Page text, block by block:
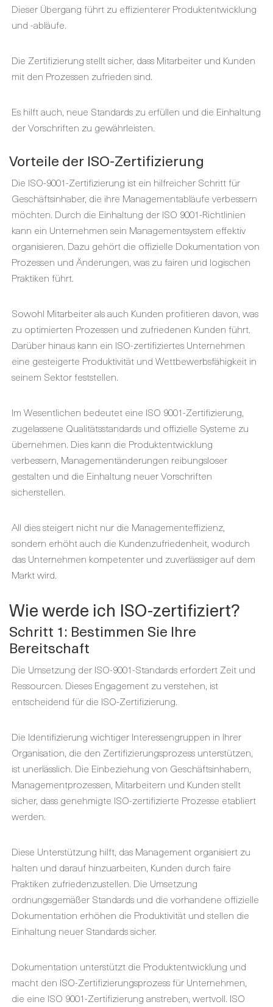
Dieser Übergang führt zu effizienterer Produktentwicklung
und -abläufe.
Die Zertifizierung stellt sicher, dass Mitarbeiter und Kunden
mit den Prozessen zufrieden sind.
Es hilft auch, neue Standards zu erfüllen und die Einhaltung
der Vorschriften zu gewährleisten.
Vorteile der ISO-Zertifizierung
Die ISO-9001-Zertifizierung ist ein hilfreicher Schritt für
Geschäftsinhaber, die ihre Managementabläufe verbessern
möchten. Durch die Einhaltung der ISO 9001-Richtlinien
kann ein Unternehmen sein Managementsystem effektiv
organisieren. Dazu gehört die offizielle Dokumentation von
Prozessen und Änderungen, was zu fairen und logischen
Praktiken führt.
Sowohl Mitarbeiter als auch Kunden profitieren davon, was
zu optimierten Prozessen und zufriedenen Kunden führt.
Darüber hinaus kann ein ISO-zertifiziertes Unternehmen
eine gesteigerte Produktivität und Wettbewerbsfähigkeit in
seinem Sektor feststellen.
Im Wesentlichen bedeutet eine ISO 9001-Zertifizierung,
zugelassene Qualitätsstandards und offizielle Systeme zu
übernehmen. Dies kann die Produktentwicklung
verbessern, Managementänderungen reibungsloser
gestalten und die Einhaltung neuer Vorschriften
sicherstellen.
All dies steigert nicht nur die Managementeffizienz,
sondern erhöht auch die Kundenzufriedenheit, wodurch
das Unternehmen kompetenter und zuverlässiger auf dem
Markt wird.
Wie werde ich ISO-zertifiziert?
Schritt 1: Bestimmen Sie Ihre
Bereitschaft
Die Umsetzung der ISO-9001-Standards erfordert Zeit und
Ressourcen. Dieses Engagement zu verstehen, ist
entscheidend für die ISO-Zertifizierung.
Die Identifizierung wichtiger Interessengruppen in Ihrer
Organisation, die den Zertifizierungsprozess unterstützen,
ist unerlässlich. Die Einbeziehung von Geschäftsinhabern,
Managementprozessen, Mitarbeitern und Kunden stellt
sicher, dass genehmigte ISO-zertifizierte Prozesse etabliert
werden.
Diese Unterstützung hilft, das Management organisiert zu
halten und darauf hinzuarbeiten, Kunden durch faire
Praktiken zufriedenzustellen. Die Umsetzung
ordnungsgemäßer Standards und die vorhandene offizielle
Dokumentation erhöhen die Produktivität und stellen die
Einhaltung neuer Standards sicher.
Dokumentation unterstützt die Produktentwicklung und
macht den ISO-Zertifizierungsprozess für Unternehmen,
die eine ISO 9001-Zertifizierung anstreben, wertvoll. ISO